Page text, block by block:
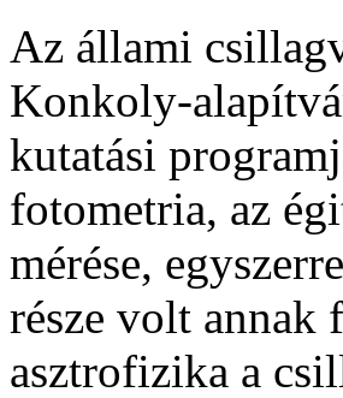
Az állami
Konkoly-
kutatási
fotometria, az
mérése,
része volt annak
asztrofizika a